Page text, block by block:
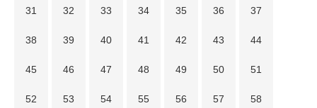
31 32 33 34 35 36 37
38 39 40 41 42 43 44
45 46 47 48 49 50 51
52 53 54 55 56 57 58